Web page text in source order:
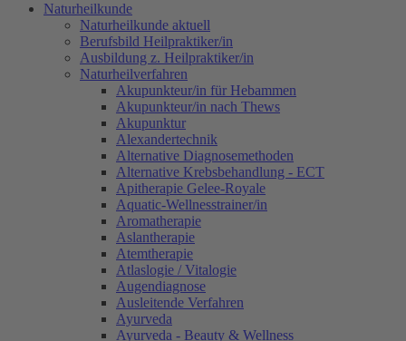
Naturheilkunde
Naturheilkunde aktuell
Berufsbild Heilpraktiker/in
Ausbildung z. Heilpraktiker/in
Naturheilverfahren
Akupunkteur/in für Hebammen
Akupunkteur/in nach Thews
Akupunktur
Alexandertechnik
Alternative Diagnosemethoden
Alternative Krebsbehandlung - ECT
Apitherapie Gelee-Royale
Aquatic-Wellnesstrainer/in
Aromatherapie
Aslantherapie
Atemtherapie
Atlaslogie / Vitalogie
Augendiagnose
Ausleitende Verfahren
Ayurveda
Ayurveda - Beauty & Wellness